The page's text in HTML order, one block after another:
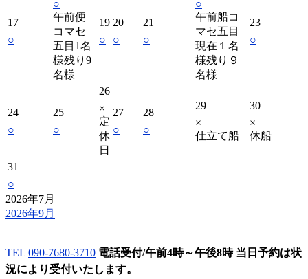
17
○
○
午前便
コマセ
五目1名
様残り9
名様
19
○
20
○
21
○
○
午前船コ
マセ五目
現在１名
様残り９
名様
23
○
24
○
25
○
26
×
定
休
日
27
○
28
○
29
×
仕立て船
30
×
休船
31
○
2026年7月
2026年9月
TEL 090-7680-3710 電話受付/午前4時～午後8時 当日予約は状
況により受付いたします。